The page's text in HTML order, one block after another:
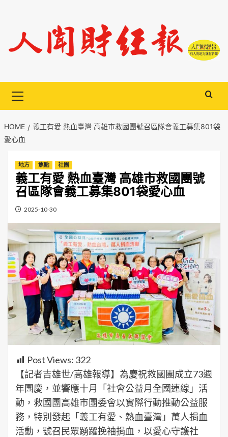
content
Menu
HOME
義工有愛 熱血臺灣 高雄市救國團號召區隊會義工募集801袋
愛心血
地方 焦點 社團
義工有愛 熱血臺灣 高雄市救國團號
召區隊會義工募集801袋愛心血
2025-10-30
Post Views: 322
【記者吉雄世/高雄報導】為慶祝救國團成立73週
年團慶，並響應十月「社會公益月全國連線」活
動，救國團高雄市團委會以實際行動推動公益服
務，特別發起「義工有愛、熱血臺灣」萬人捐血
活動，號召民眾踴躍挽袖捐血，以愛心守護社